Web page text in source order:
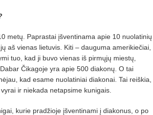
metų. Paprastai įšventinama apie 10 nuolatinių
aš vienas lietuvis. Kiti – dauguma amerikiečiai,
tuo, kad ji buvo vienas iš pirmųjų miestų,
Čikagoje yra apie 500 diakonų. O tai
kad esame nuolatiniai diakonai. Tai reiškia,
ir niekada netapsime kunigais.
kurie pradžioje įšventinami į diakonus, o po